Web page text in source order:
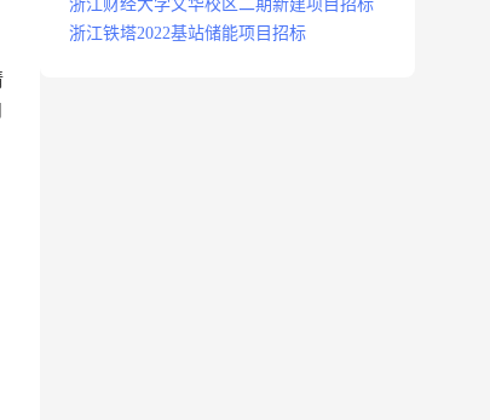
浙江财经大学文华校区二期新建项目招标
浙江铁塔2022基站储能项目招标